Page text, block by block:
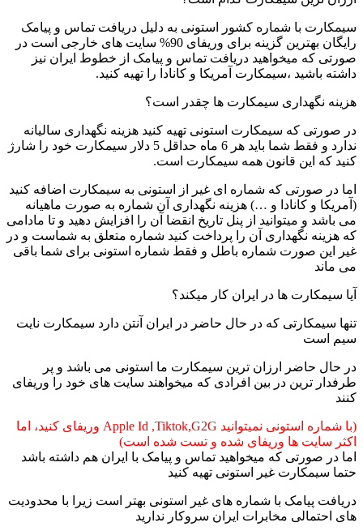
سیمکارت با شماره کشور استونی به دلیل دریافت تماس و پیامک
رایگان بهترین گزینه برای وریفای 90% سایت های خارجی است در
صورتی که میخواهید دریافت تماس و پیامک از خطوط ایران نیز
داشته باشید ،سیمکارت آمریکا و کانادا را تهیه کنید.
هزینه نگهداری سیمکارت ها چقدر است؟
در صورتی که سیمکارت استونی تهیه کنید هزینه نگهداری سالیانه
ندارد و فقط شما باید هر 6 ماه حداقل 5 دلار سیمکارت خود را شارژ
کنید که این قانون همه سیمکارت است.
اما در صورتی که شماره ای غیر از استونی به سیمکارت اضافه کنید
(آمریکا و کانادا و …) هزینه نگهداری آن شماره به صورت ماهیانه
می باشد و میتوانید از پنل تاریخ انقضا آن را افزایش دهید و تا مادامی
که هزینه نگهداری آن را پرداخت کنید شماره متعلق به شماست و در
غیر این صورت شماره باطل و فقط شماره استونی برای شما باقی
می ماند
آیا سیمکارت ها در ایران کار میکند؟
تنها سیمکارتی که در حال حاضر در ایران آنتن دارد سیمکارت نایت
سیم است
در حال حاضر ارزان ترین سیمکارت ما استونی می باشد و پر
طرفدار ترین در بین افرادی که میخواهند سایت های خود را وریفای
کنند
(با شماره استونی نمیتوانید Apple Id ,Tiktok,G2G وریفای کنید، اما
اکثر سایت ها وریفای شده و تست شده است)
اما در صورتی که میخواهید تماس و پیامک با ایران هم داشته باشد
حتما سیمکارت غیر استونی تهیه کنید
دریافت پیامک با شماره های غیر استونی بهتر است زیرا با محدودیت
های احتمالی مخابرات ایران سروکار ندارید